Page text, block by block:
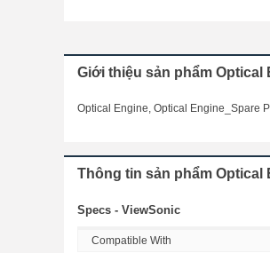
Giới thiệu sản phẩm Optical
Optical Engine, Optical Engine_Spare
Thông tin sản phẩm Optical
Specs - ViewSonic
Compatible With